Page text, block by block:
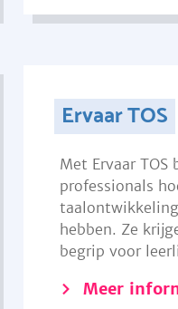
Ervaar TOS
Met Ervaar TOS
professionals
hebben. Ze
begrip voor
Meer